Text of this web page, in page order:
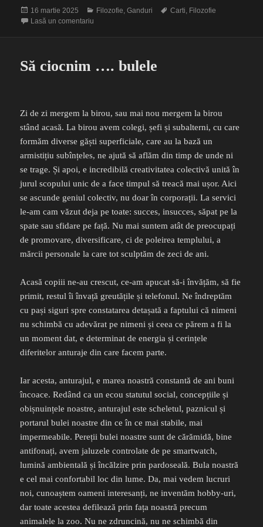
Publicat
pe
16 martie 2025 Categorii
Filozofie,Ganduri Etichete
Carti, Filozofie
Lasă un comentariu
Să ciocnim …. bulele
Zi de zi mergem la birou, sau mai nou mergem la birou
stând acasă. La birou avem colegi, șefi și subalterni, cu care
formăm diverse găști superficiale, care au la bază un
armistițiu subînțeles, ne ajută să aflăm din timp de unde ni
se trage. Și apoi, e incredibilă creativitatea colectivă unită în
jurul scopului unic de a face timpul să treacă mai ușor. Aici
se ascunde geniul colectiv, nu doar în corporații. La servici
le-am cam văzut deja pe toate: succes, insucces, săpat pe la
spate sau sfidare pe față. Nu mai suntem atât de preocupați
de promovare, diversificare, ci de poleirea templului, a
mărcii personale la care tot sculptăm de zeci de ani.
Acasă copiii ne-au crescut, ce-am apucat să-i învățăm, să fie
primit, restul îi învață greutățile și telefonul. Ne îndreptăm
cu pași siguri spre constatarea detașată a faptului că nimeni
nu schimbă cu adevărat pe nimeni și ceea ce părem a fi la
un moment dat, e determinat de energia și cerințele
diferitelor anturaje din care facem parte.
Iar acesta, anturajul, e marea noastră constantă de ani buni
încoace. Redând ca un ecou statutul social, concepțiile și
obișnuințele noastre, anturajul este scheletul, paznicul și
portarul bulei noastre din ce în ce mai stabile, mai
impermeabile. Pereții bulei noastre sunt de cărămidă, bine
antifonați, avem jaluzele controlate de pe smartwatch,
lumină ambientală și încălzire prin pardoseală. Bula noastră
e cel mai confortabil loc din lume. Da, mai vedem lucruri
noi, cunoaștem oameni interesanți, ne inventăm hobby-uri,
dar toate acestea defilează prin fața noastră precum
animalele la zoo. Nu ne zdruncină, nu ne schimbă din